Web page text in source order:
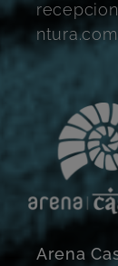
ntura.com
Arena